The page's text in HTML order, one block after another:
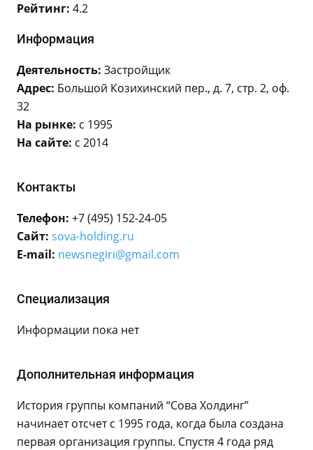
Рейтинг: 4.2
Информация
Деятельность: Застройщик
Адрес: Большой Козихинский пер., д. 7, стр. 2, оф.
32
На рынке: с 1995
На сайте: с 2014
Контакты
Телефон: +7 (495) 152-24-05
Сайт: sova-holding.ru
E-mail: newsnegiri@gmail.com
Специализация
Информации пока нет
Дополнительная информация
История группы компаний “Сова Холдинг”
начинает отсчет с 1995 года, когда была создана
первая организация группы. Спустя 4 года ряд